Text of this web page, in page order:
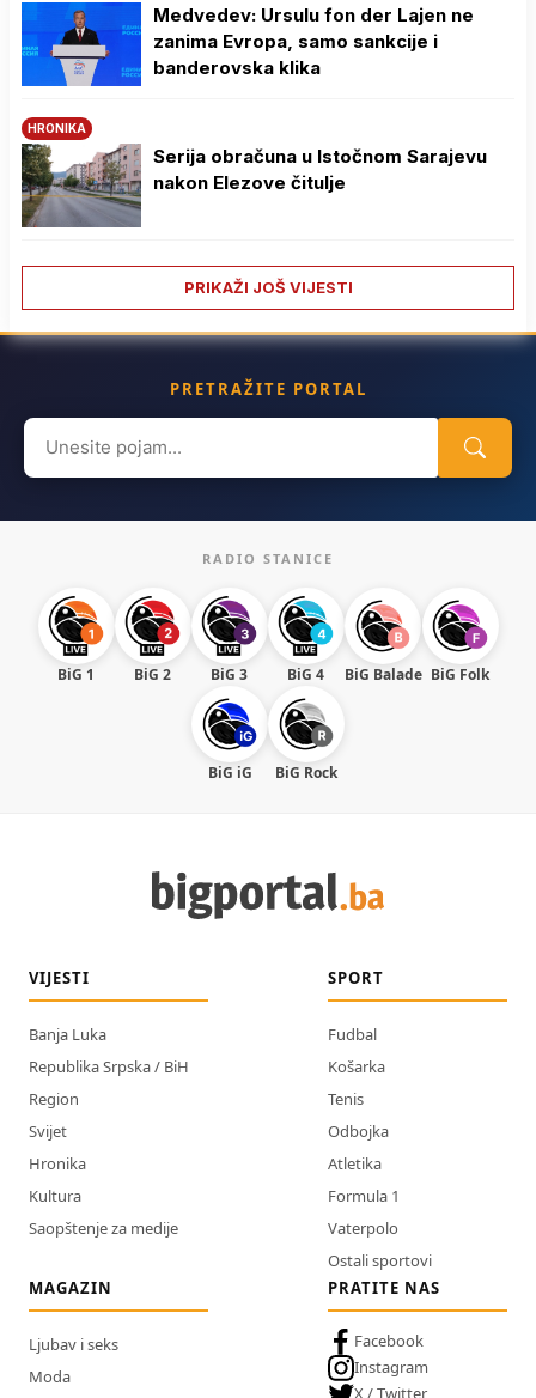
Medvedev: Ursulu fon der Lajen ne
zanima Evropa, samo sankcije i
banderovska klika
HRONIKA
Serija obračuna u Istočnom Sarajevu
nakon Elezove čitulje
PRIKAŽI JOŠ VIJESTI
PRETRAŽITE PORTAL
Search
for:
RADIO STANICE
BiG 1 BiG 2 BiG 3 BiG 4 BiG Balade BiG Folk
BiG iG BiG Rock
VIJESTI
Banja Luka
Republika Srpska / BiH
Region
Svijet
Hronika
Kultura
Saopštenje za medije
SPORT
Fudbal
Košarka
Tenis
Odbojka
Atletika
Formula 1
Vaterpolo
Ostali sportovi
MAGAZIN
Ljubav i seks
Moda
PRATITE NAS
Facebook
Instagram